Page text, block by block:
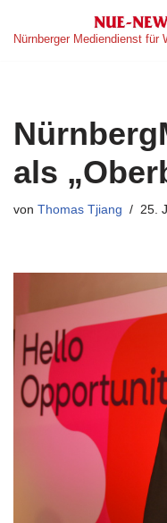
Zum
Nürnberger Mediendienst für
als
von Thomas Tjiang 25.